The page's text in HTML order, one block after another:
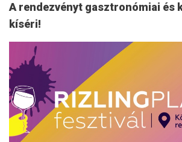
A rendezvényt gasztronómiai és
kíséri!